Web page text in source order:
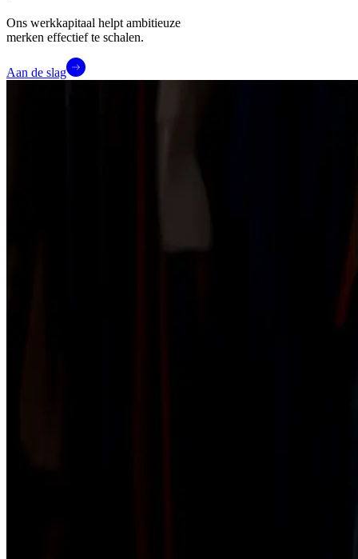
Ons werkkapitaal helpt ambitieuze
merken effectief te schalen.
Aan de slag